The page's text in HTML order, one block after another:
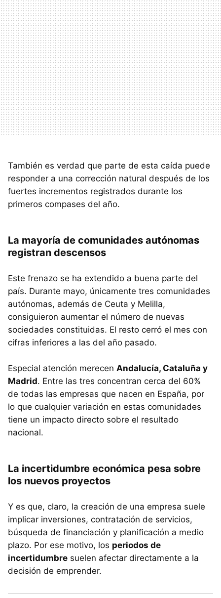
También es verdad que parte de esta caída puede
responder a una corrección natural después de los
fuertes incrementos registrados durante los
primeros compases del año.
La mayoría de comunidades autónomas
registran descensos
Este frenazo se ha extendido a buena parte del
país. Durante mayo, únicamente tres comunidades
autónomas, además de Ceuta y Melilla,
consiguieron aumentar el número de nuevas
sociedades constituidas. El resto cerró el mes con
cifras inferiores a las del año pasado.
Especial atención merecen Andalucía, Cataluña y
Madrid. Entre las tres concentran cerca del 60%
de todas las empresas que nacen en España, por
lo que cualquier variación en estas comunidades
tiene un impacto directo sobre el resultado
nacional.
La incertidumbre económica pesa sobre
los nuevos proyectos
Y es que, claro, la creación de una empresa suele
implicar inversiones, contratación de servicios,
búsqueda de financiación y planificación a medio
plazo. Por ese motivo, los periodos de
incertidumbre suelen afectar directamente a la
decisión de emprender.